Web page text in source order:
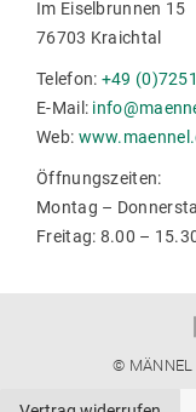
einem
neuen
Fenster
geöffnet
einem
neuen
Fenster
geöffnet
Im Eiselbrunnen 15
76703 Kraichtal
Telefon: +49
E-Mail:
Web:
Öffnungszeiten:
Montag –
Freitag: 8.00 –
©